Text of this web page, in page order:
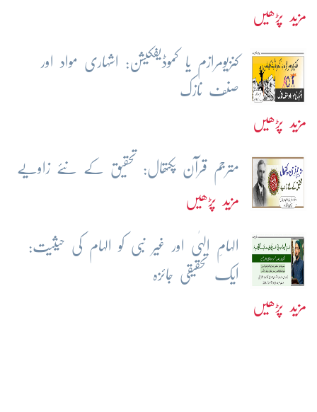
مزید پڑھیں
کنزیومرازم یا کموڈیفکیشن: اشہاری مواد اور
صنف نازک
مزید پڑھیں
مترجم قرآن پکتھال: تحقیق کے نئے زاویے
مزید پڑھیں
الہامِ الہٰی اور غیر نبی کو الہام کی حیثیت:
ایک تحقیقی جائزہ
مزید پڑھیں